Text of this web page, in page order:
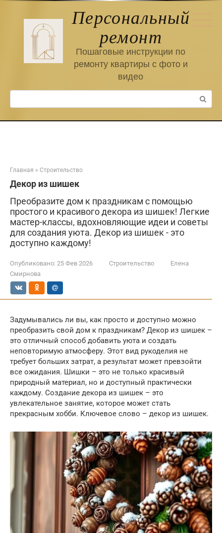
Персональный
ремонт
Пошаговые инструкции по
ремонту квартиры с фото и
видео
Поиск:
Главная » Строительство
Декор из шишек
Преобразите дом к праздникам с помощью
простого и красивого декора из шишек! Легкие
мастер-классы, вдохновляющие идеи и советы
для создания уюта. Декор из шишек - это
доступно каждому!
Опубликовано: 25 Фев 2026 Строительство
Елена
Смирнова
Задумывались ли вы, как просто и доступно можно
преобразить свой дом к праздникам? Декор из шишек –
это отличный способ добавить уюта и создать
неповторимую атмосферу. Этот вид рукоделия не
требует больших затрат, а результат может превзойти
все ожидания. Шишки – это не только красивый
природный материал, но и доступный практически
каждому. Создание декора из шишек – это
увлекательное занятие, которое может стать
прекрасным хобби. Ключевое слово – декор из шишек.